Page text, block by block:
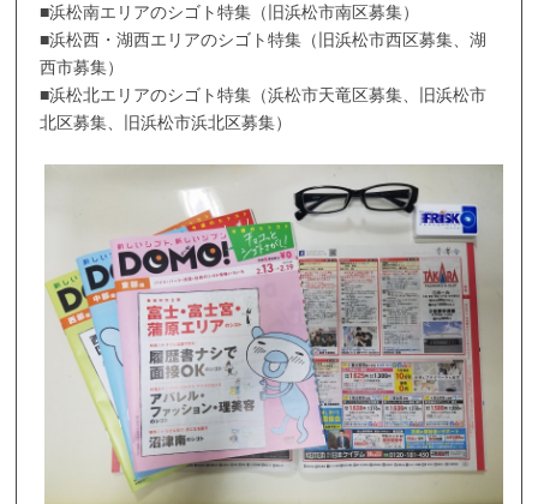
■浜松南エリアのシゴト特集（旧浜松市南区募集）
■浜松西・湖西エリアのシゴト特集（旧浜松市西区募集、湖
西市募集）
■浜松北エリアのシゴト特集（浜松市天竜区募集、旧浜松市
北区募集、旧浜松市浜北区募集）